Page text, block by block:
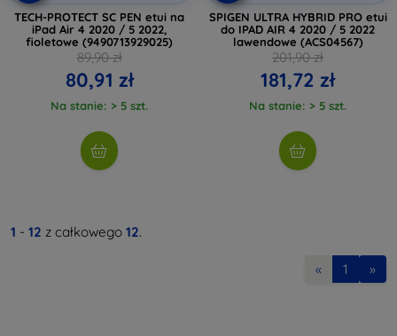
TECH-PROTECT SC PEN etui na
iPad Air 4 2020 / 5 2022,
fioletowe (9490713929025)
89,90 zł
80,91 zł
Na stanie: > 5 szt.
SPIGEN ULTRA HYBRID PRO etui
do IPAD AIR 4 2020 / 5 2022
lawendowe (ACS04567)
201,90 zł
181,72 zł
Na stanie: > 5 szt.
1 - 12 z całkowego 12.
« 1 »